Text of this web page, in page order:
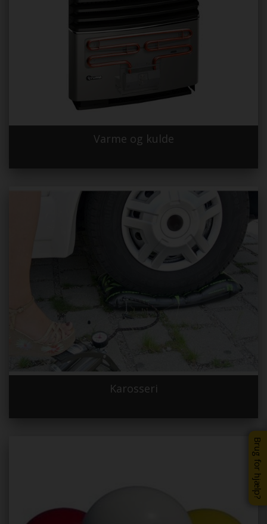
Brug for hjælp?
Varme og kulde
Karosseri